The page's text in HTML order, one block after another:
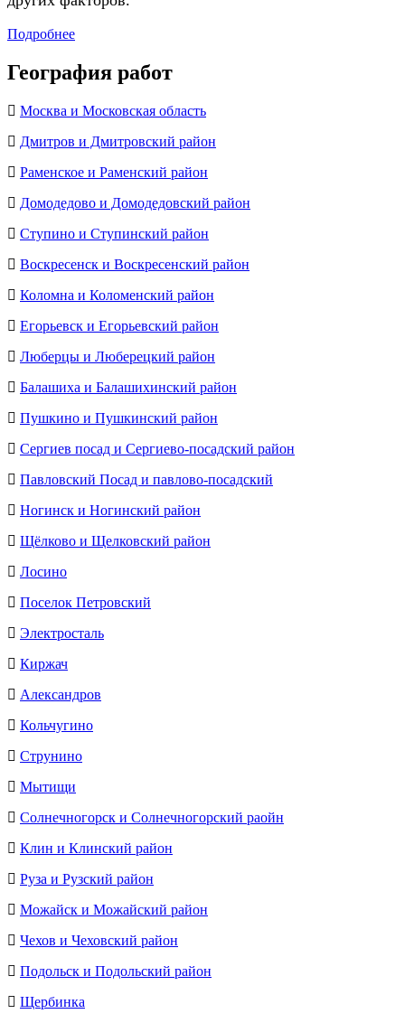
Подробнее
География работ
Москва и Московская область
Дмитров и Дмитровский район
Раменское и Раменский район
Домодедово и Домодедовский район
Ступино и Ступинский район
Воскресенск и Воскресенский район
Коломна и Коломенский район
Егорьевск и Егорьевский район
Люберцы и Люберецкий район
Балашиха и Балашихинский район
Пушкино и Пушкинский район
Cергиев посад и Сергиево-посадский район
Павловский Посад и павлово-посадский
Ногинск и Ногинский район
Щёлково и Щелковский район
Лосино
Поселок Петровский
Электросталь
Киржач
Александров
Кольчугино
Струнино
Мытищи
Солнечногорск и Солнечногорский раойн
Клин и Клинский район
Руза и Рузский район
Можайск и Можайский район
Чехов и Чеховский район
Подольск и Подольский район
Щербинка